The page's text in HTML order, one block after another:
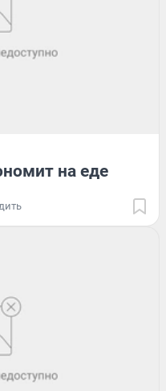
на еде